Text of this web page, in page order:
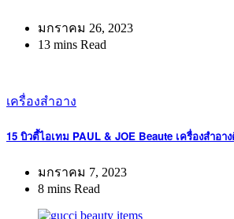
มกราคม 26, 2023
13 mins Read
เครื่องสำอาง
15 บิวตี้ไอเทม PAUL & JOE Beaute เครื่องสำอ
มกราคม 7, 2023
8 mins Read